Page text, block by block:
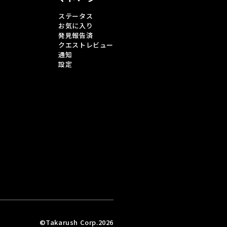
ステータス
お気に入り
発見報告済
クエストレビュー
通知
設定
©Takarush Corp.2026